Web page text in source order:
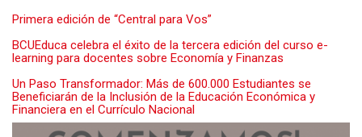
Primera edición de “Central para Vos”
BCUEduca celebra el éxito de la tercera edición del curso e-
learning para docentes sobre Economía y Finanzas
Un Paso Transformador: Más de 600.000 Estudiantes se
Beneficiarán de la Inclusión de la Educación Económica y
Financiera en el Currículo Nacional